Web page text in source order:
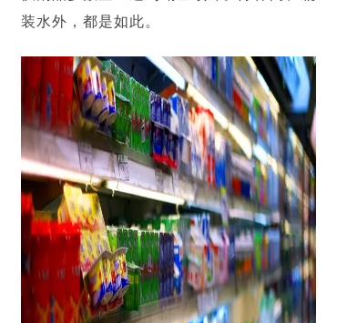
装水外，都是如此。